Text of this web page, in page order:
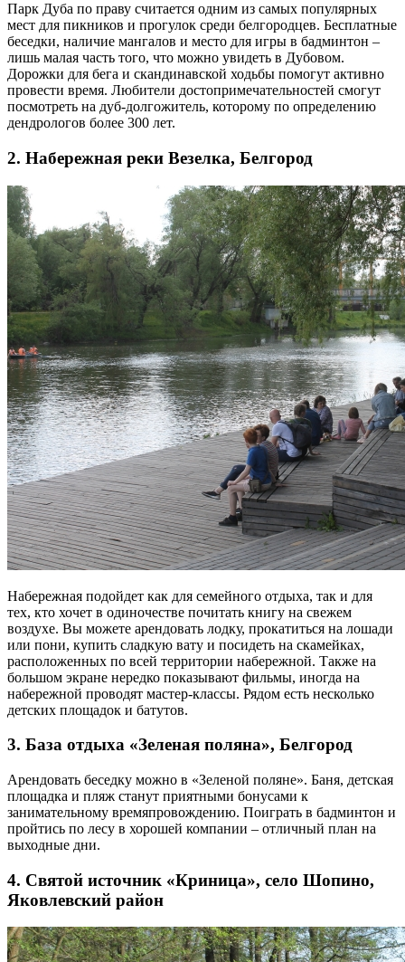
Парк Дуба по праву считается одним из самых популярных
мест для пикников и прогулок среди белгородцев. Бесплатные
беседки, наличие мангалов и место для игры в бадминтон –
лишь малая часть того, что можно увидеть в Дубовом.
Дорожки для бега и скандинавской ходьбы помогут активно
провести время. Любители достопримечательностей смогут
посмотреть на дуб-долгожитель, которому по определению
дендрологов более 300 лет.
2. Набережная реки Везелка, Белгород
Набережная подойдет как для семейного отдыха, так и для
тех, кто хочет в одиночестве почитать книгу на свежем
воздухе. Вы можете арендовать лодку, прокатиться на лошади
или пони, купить сладкую вату и посидеть на скамейках,
расположенных по всей территории набережной. Также на
большом экране нередко показывают фильмы, иногда на
набережной проводят мастер-классы. Рядом есть несколько
детских площадок и батутов.
3. База отдыха «Зеленая поляна», Белгород
Арендовать беседку можно в «Зеленой поляне». Баня, детская
площадка и пляж станут приятными бонусами к
занимательному времяпровождению. Поиграть в бадминтон и
пройтись по лесу в хорошей компании – отличный план на
выходные дни.
4. Святой источник «Криница», село Шопино,
Яковлевский район